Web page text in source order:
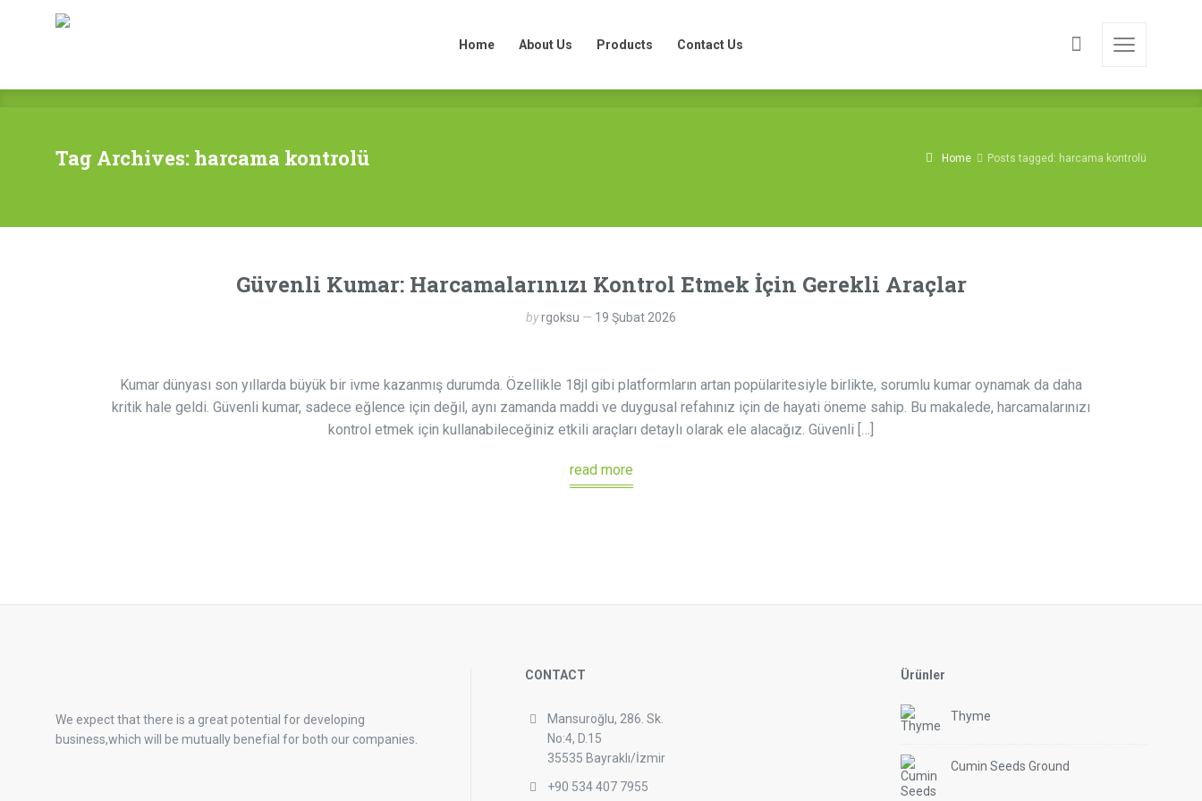
Home About Us Products Contact Us
Tag Archives: harcama kontrolü Home Posts tagged: harcama kontrolü
Güvenli Kumar: Harcamalarınızı Kontrol Etmek İçin Gerekli Araçlar
byrgoksu 19 Şubat 2026
Kumar dünyası son yıllarda büyük bir ivme kazanmış durumda. Özellikle 18jl gibi platformların artan popülaritesiyle birlikte, sorumlu kumar oynamak da daha
kritik hale geldi. Güvenli kumar, sadece eğlence için değil, aynı zamanda maddi ve duygusal refahınız için de hayati öneme sahip. Bu makalede, harcamalarınızı
kontrol etmek için kullanabileceğiniz etkili araçları detaylı olarak ele alacağız. Güvenli […]
read more
We expect that there is a great potential for developing
business,which will be mutually benefial for both our companies.
CONTACT
Mansuroğlu, 286. Sk.
No:4, D.15
35535 Bayraklı/İzmir
+90 534 407 7955
Ürünler
Thyme
Cumin Seeds Ground